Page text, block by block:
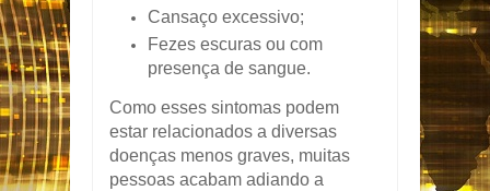
Cansaço excessivo;
Fezes escuras ou com
presença de sangue.
Como esses sintomas podem
estar relacionados a diversas
doenças menos graves, muitas
pessoas acabam adiando a